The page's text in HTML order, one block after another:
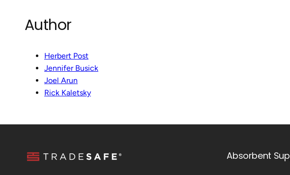
Author
Herbert Post
Jennifer Busick
Joel Arun
Rick Kaletsky
Absorbent